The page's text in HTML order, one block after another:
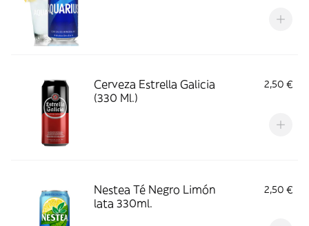
Cerveza Estrella Galicia
(330 Ml.)
2,50 €
Nestea Té Negro Limón
lata 330ml.
2,50 €